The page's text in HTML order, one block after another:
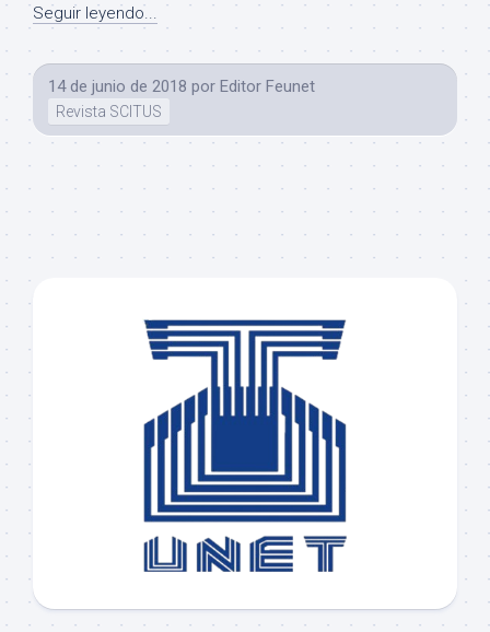
Seguir leyendo...
14 de junio de 2018 por Editor Feunet
Revista SCITUS